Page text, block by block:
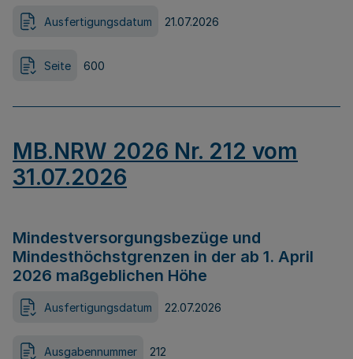
Ausfertigungsdatum 21.07.2026
Seite 600
MB.NRW 2026 Nr. 212 vom
31.07.2026
Mindestversorgungsbezüge und
Mindesthöchstgrenzen in der ab 1. April
2026 maßgeblichen Höhe
Ausfertigungsdatum 22.07.2026
Ausgabennummer 212